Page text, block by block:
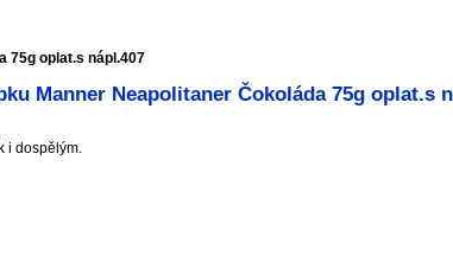
75g oplat.s nápl.407
Manner Neapolitaner Čokoláda 75g oplat.s
i dospělým.